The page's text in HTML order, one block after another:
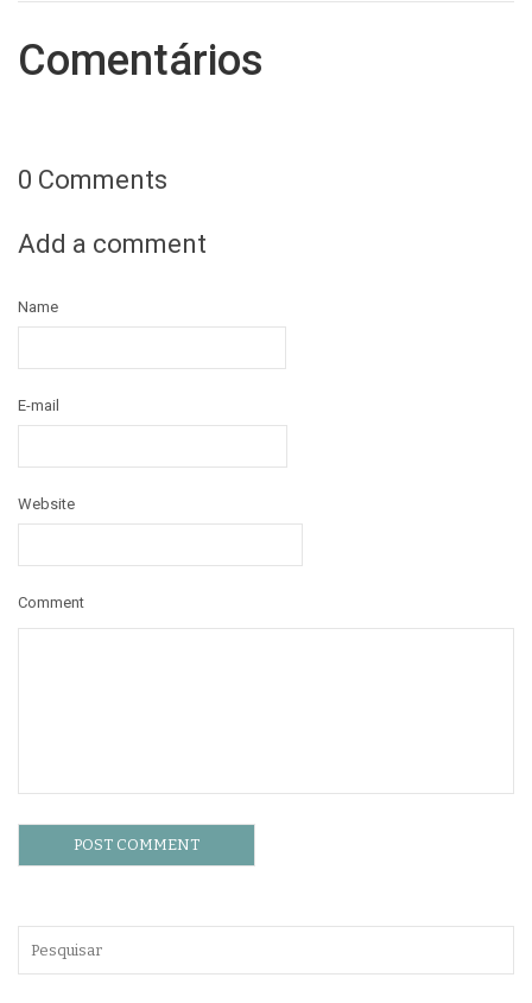
Comentários
0 Comments
Add a comment
Name
E-mail
Website
Comment